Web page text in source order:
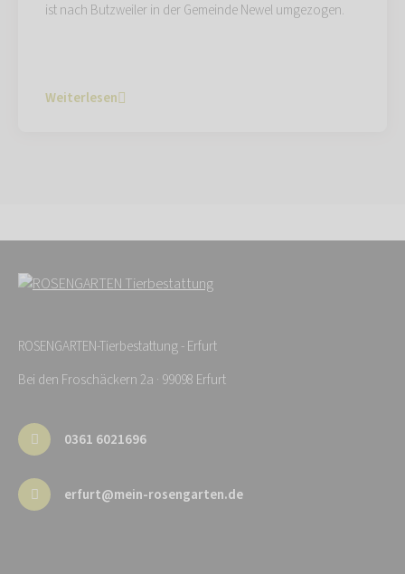
ist nach Butzweiler in der Gemeinde Newel umgezogen.
Weiterlesen
ROSENGARTEN-Tierbestattung - Erfurt
Bei den Froschäckern 2a · 99098 Erfurt
0361 6021696
erfurt@mein-rosengarten.de